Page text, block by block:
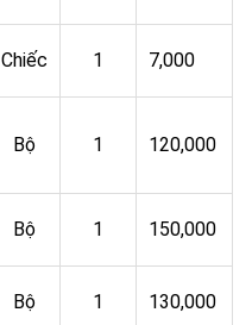
Chiếc 1 7,000
Bộ 1 120,000
Bộ 1 150,000
Bộ 1 130,000